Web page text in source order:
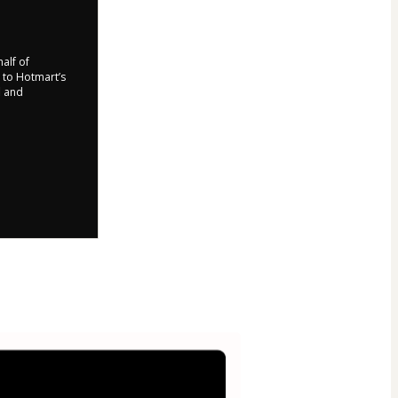
of
Hotmart’s
and